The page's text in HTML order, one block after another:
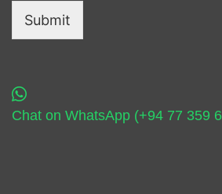
Submit
Chat on WhatsApp (+94 77 359